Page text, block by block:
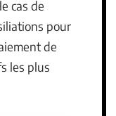
cas de
pour
de
les plus